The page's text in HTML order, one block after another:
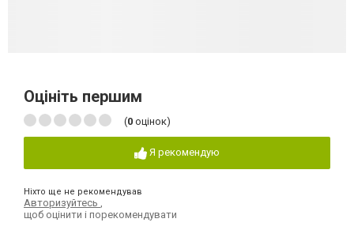
Оцініть першим
(0 оцінок)
Я рекомендую
Ніхто ще не рекомендував
Авторизуйтесь
щоб оцінити і порекомендувати